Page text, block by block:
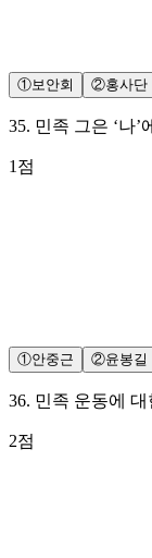
①보안회 ②홍사단
35. 민족 그은 ‘나
1 점
①안중근 ②윤봉길
36. 민족 운동에
2점